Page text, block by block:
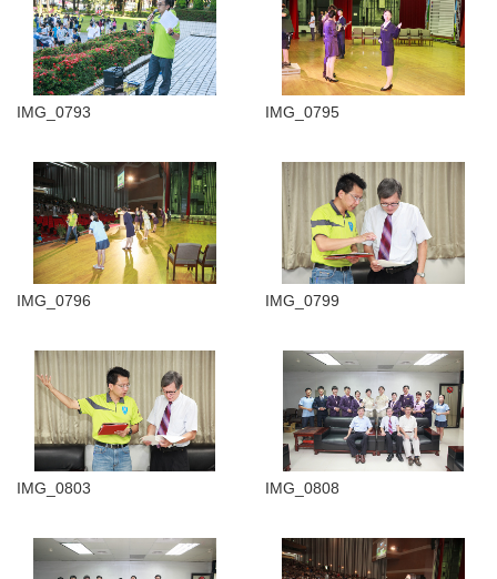
IMG_0793 IMG_0795
IMG_0796 IMG_0799
IMG_0803 IMG_0808